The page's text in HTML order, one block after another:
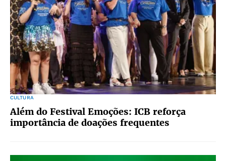
CULTURA
Além do Festival Emoções: ICB reforça
importância de doações frequentes